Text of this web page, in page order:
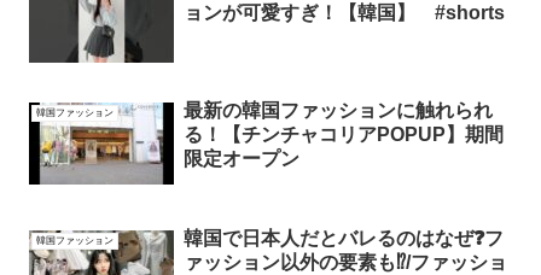
ョンが可愛すぎ！【韓国】 #shorts
韓国ファッション
最新の韓国ファッションに触れられ
る！【チンチャコリアPOPUP】期間
限定オープン
韓国ファッション
韓国で日本人だとバレるのはなぜ❓フ
ァッション以外の要素も⁉️/ファッショ